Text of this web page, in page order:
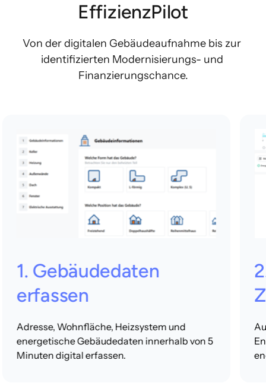
EffizienzPilot
Von der digitalen Gebäudeaufnahme bis zur
identifizierten Modernisierungs- und
Finanzierungschance.
1.
Gebäudedaten
erfassen
Adresse, Wohnfläche, Heizsystem
und
energetische Gebäudedaten innerhalb von 5
Minuten digital erfassen.